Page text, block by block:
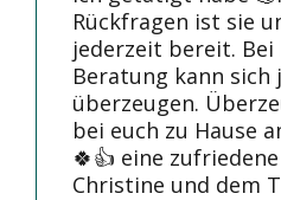
Rückfragen ist sie
jederzeit bereit.
Beratung kann sich
überzeugen.
bei euch zu Hause
🍀👍 eine
Christine und dem